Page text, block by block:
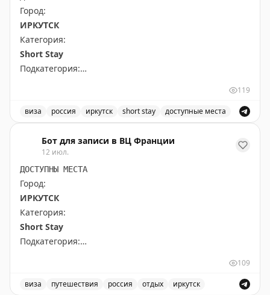
📲 @matrasssi
Stay tuned!
Подписаться на Матрассы
Город:
ИРКУТСК
Категория:
Short Stay
Подкатегория:
Доступны даты:
📆28.09.2026 (3 шт.): 10:00, 12:00, 9:00
Всего свободных мест:
119
виза россия иркутск short stay доступные места
Бот для записи в ВЦ Франции
12 июл.
ДОСТУПНЫ МЕСТА
Город:
ИРКУТСК
Категория:
Short Stay
Подкатегория:
Доступны даты:
109
виза путешествия россия отдых иркутск